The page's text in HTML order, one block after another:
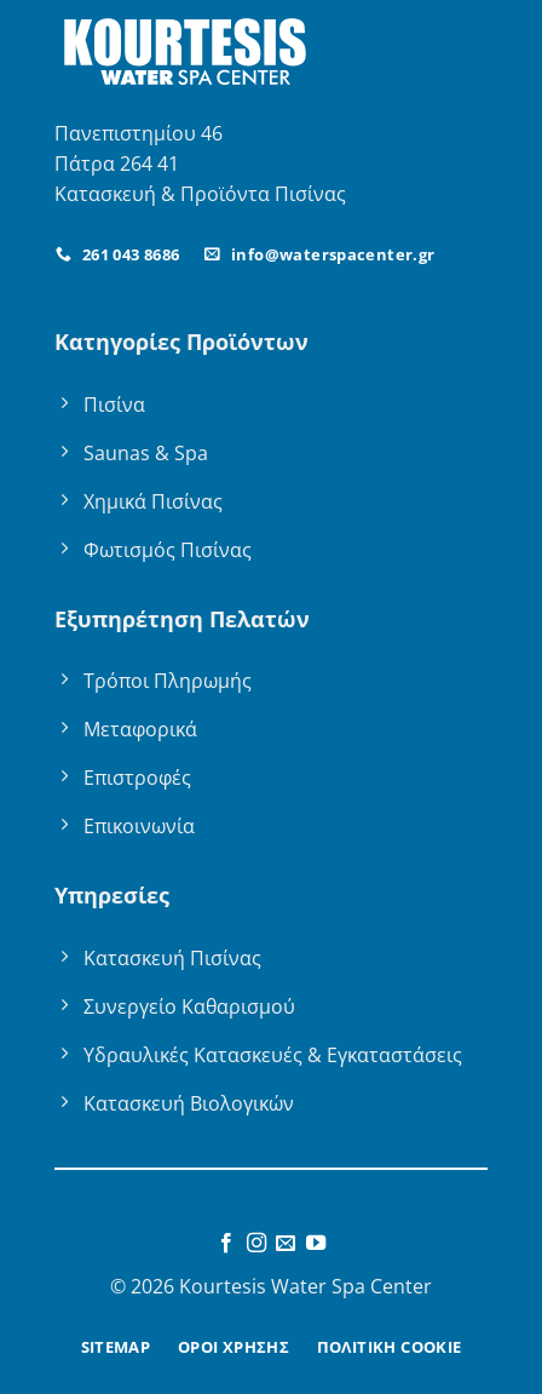
Πανεπιστημίου 46
Πάτρα 264 41
Κατασκευή & Προϊόντα Πισίνας
261 043 8686 info@waterspacenter.gr
Κατηγορίες Προϊόντων
Πισίνα
Saunas & Spa
Χημικά Πισίνας
Φωτισμός Πισίνας
Εξυπηρέτηση Πελατών
Τρόποι Πληρωμής
Μεταφορικά
Επιστροφές
Επικοινωνία
Υπηρεσίες
Κατασκευή Πισίνας
Συνεργείο Καθαρισμού
Υδραυλικές Κατασκευές & Εγκαταστάσεις
Κατασκευή Βιολογικών
© 2026 Kourtesis Water Spa Center
SITEMAP ΟΡΟΙ ΧΡΗΣΗΣ ΠΟΛΙΤΙΚΗ COOKIE